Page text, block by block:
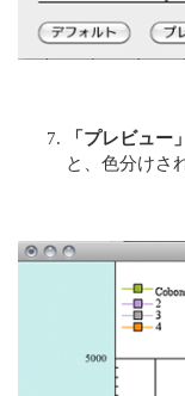
「プレビュー」
と、色分けさ